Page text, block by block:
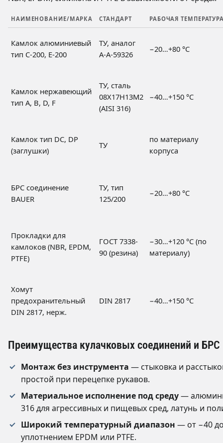
НАИМЕНОВАНИЕ/МАРКА СТАНДАРТ РАБОЧАЯ
Камлок алюминиевый
тип C-200, E-200
ТУ, аналог
A-A-59326
−20…+80 °C
Камлок нержавеющий
тип A, B, D, F
ТУ, сталь
08Х17Н13М2
(AISI 316)
−40…+150 °C
Камлок тип DC, DP
(заглушки)
ТУ
по материалу
корпуса
БРС соединение
BAUER
ТУ, тип
125/200
−20…+80 °C
Прокладки для
камлоков (NBR, EPDM,
PTFE)
ГОСТ 7338-
90 (резина)
−30…+120 °C (по
материалу)
Хомут
предохранительный
DIN 2817, нерж.
DIN 2817 −40…+150 °C
Преимущества кулачковых соединений и БРС
Монтаж без инструмента — стыковка и
простой при перецепке рукавов.
Материальное исполнение под среду—
316 для агрессивных и пищевых сред, латунь и
Широкий температурный диапазон — от −40
уплотнением EPDM или PTFE.